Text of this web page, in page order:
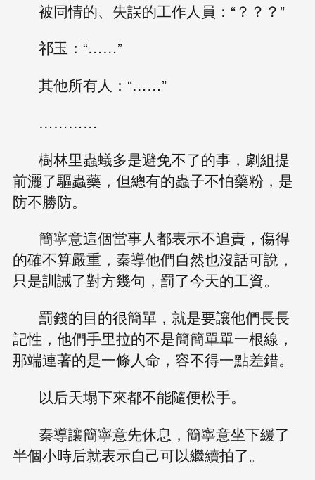
被同情的、失誤的工作人員：“？？？”
祁玉：“……”
其他所有人：“……”
…………
樹林里蟲蟻多是避免不了的事，劇組提
前灑了驅蟲藥，但總有的蟲子不怕藥粉，是
防不勝防。
簡寧意這個當事人都表示不追責，傷得
的確不算嚴重，秦導他們自然也沒話可說，
只是訓誡了對方幾句，罰了今天的工資。
罰錢的目的很簡單，就是要讓他們長長
記性，他們手里拉的不是簡簡單單一根線，
那端連著的是一條人命，容不得一點差錯。
以后天塌下來都不能隨便松手。
秦導讓簡寧意先休息，簡寧意坐下緩了
半個小時后就表示自己可以繼續拍了。